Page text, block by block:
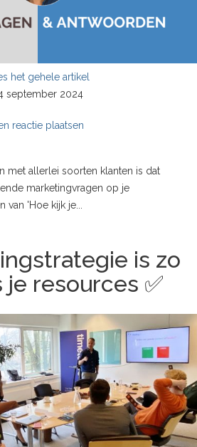
het gehele artikel
september 2024
reactie plaatsen
met allerlei soorten klanten is dat
marketingvragen op je
van 'Hoe kijk je...
is zo
resources ✅